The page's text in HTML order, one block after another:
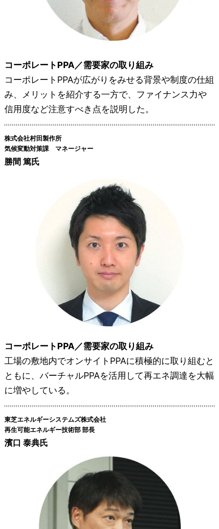
コーポレートPPA／需要家の取り組み
コーポレートPPAが広がりをみせる背景や制度の仕組
み、メリットを紹介する一方で、ファイナンス力や
信用度など注意すべき点を説明した。
株式会社村田製作所
気候変動対策課 マネージャー
勝間 篤氏
コーポレートPPA／需要家の取り組み
工場の敷地内でオンサイトPPAに積極的に取り組むと
ともに、バーチャルPPAを活用して再エネ調達を大幅
に増やしている。
東芝エネルギーシステムズ株式会社
再生可能エネルギー技術部 部長
濱口 泰典氏